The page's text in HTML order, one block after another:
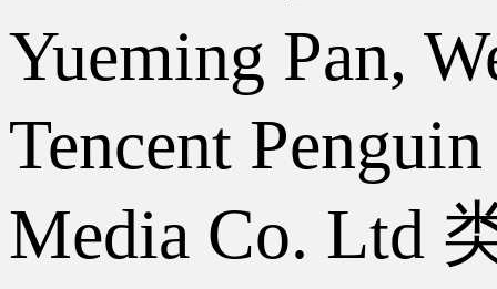
Yueming Pan,
Tencent
Media Co. Ltd